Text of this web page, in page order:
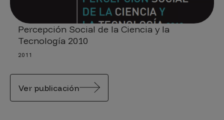
Percepción Social de la Ciencia y la
Tecnología 2010
2011
Ver publicación